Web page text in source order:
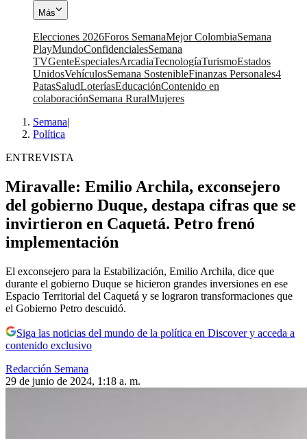
Más
Elecciones 2026Foros SemanaMejor ColombiaSemana
PlayMundoConfidencialesSemana
TVGenteEspecialesArcadiaTecnologíaTurismoEstados
UnidosVehículosSemana SostenibleFinanzas Personales4
PatasSaludLoteríasEducaciónContenido en
colaboraciónSemana RuralMujeres
Semana|
Política
ENTREVISTA
Miravalle: Emilio Archila, exconsejero
del gobierno Duque, destapa cifras que se
invirtieron en Caquetá. Petro frenó
implementación
El exconsejero para la Estabilización, Emilio Archila, dice que
durante el gobierno Duque se hicieron grandes inversiones en ese
Espacio Territorial del Caquetá y se lograron transformaciones que
el Gobierno Petro descuidó.
Siga las noticias del mundo de la política en Discover y acceda a
contenido exclusivo
Redacción Semana
29 de junio de 2024, 1:18 a. m.